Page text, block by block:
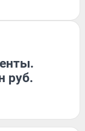
руб.